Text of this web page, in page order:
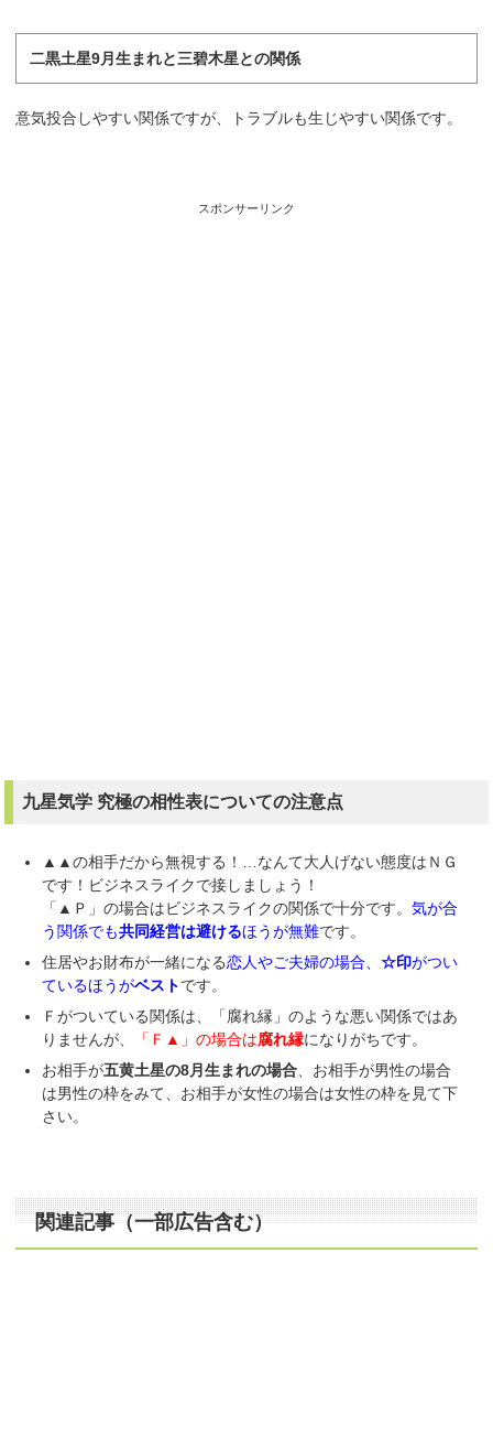
二黒土星9月生まれと三碧木星との関係
意気投合しやすい関係ですが、トラブルも生じやすい関係です。
スポンサーリンク
九星気学 究極の相性表についての注意点
▲▲の相手だから無視する！…なんて大人げない態度はＮＧ
です！ビジネスライクで接しましょう！
「▲Ｐ」の場合はビジネスライクの関係で十分です。気が合
う関係でも共同経営は避けるほうが無難です。
住居やお財布が一緒になる恋人やご夫婦の場合、☆印がつい
ているほうがベストです。
Ｆがついている関係は、「腐れ縁」のような悪い関係ではあ
りませんが、
「Ｆ▲」の場合は腐れ縁になりがちです。
お相手が五黄土星の8月生まれの場合 、お相手が男性の場合
は男性の枠をみて、お相手が女性の場合は女性の枠を見て下
さい。
関連記事（一部広告含む）